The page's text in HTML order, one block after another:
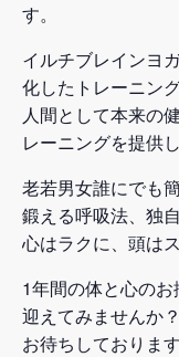
す。
イルチブレインヨ
化したトレーニング
人間として本来の
レーニングを提供
老若男女誰にでも
鍛える呼吸法、独
心はラクに、頭は
1年間の体と心の
迎えてみませんか？
お待ちしております